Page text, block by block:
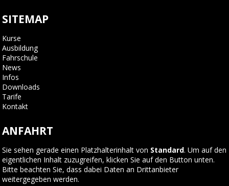
SITEMAP
Kurse
Ausbildung
Fahrschule
News
Infos
Downloads
Tarife
Kontakt
ANFAHRT
Sie sehen gerade einen Platzhalterinhalt von Standard. Um auf den
eigentlichen Inhalt zuzugreifen, klicken Sie auf den Button unten.
Bitte beachten Sie, dass dabei Daten an Drittanbieter
weitergegeben werden.